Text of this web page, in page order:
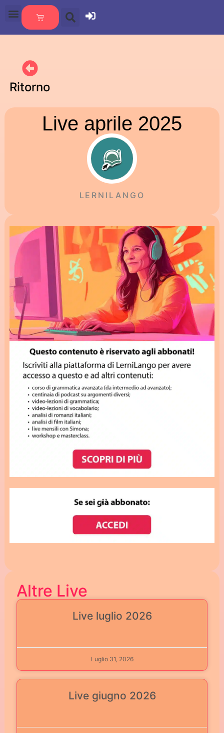
Ritorno
Live aprile 2025
LERNILANGO
Altre Live
Live luglio 2026
Luglio 31, 2026
Live giugno 2026